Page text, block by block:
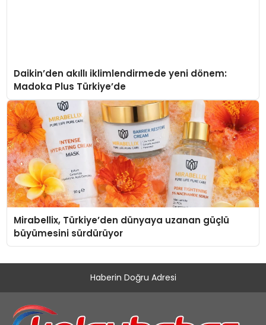
Daikin’den akıllı iklimlendirmede yeni dönem:
Madoka Plus Türkiye’de
Mirabellix, Türkiye’den dünyaya uzanan güçlü
büyümesini sürdürüyor
Haberin Doğru Adresi